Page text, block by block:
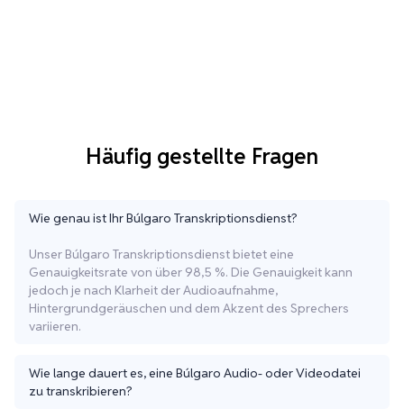
Häufig gestellte Fragen
Wie genau ist Ihr Búlgaro Transkriptionsdienst?
Unser Búlgaro Transkriptionsdienst bietet eine
Genauigkeitsrate von über 98,5 %. Die Genauigkeit kann
jedoch je nach Klarheit der Audioaufnahme,
Hintergrundgeräuschen und dem Akzent des Sprechers
variieren.
Wie lange dauert es, eine Búlgaro Audio- oder Videodatei
zu transkribieren?